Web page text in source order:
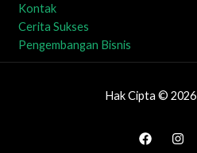
Kontak
Cerita Sukses
Pengembangan Bisnis
Hak Cipta © 2026